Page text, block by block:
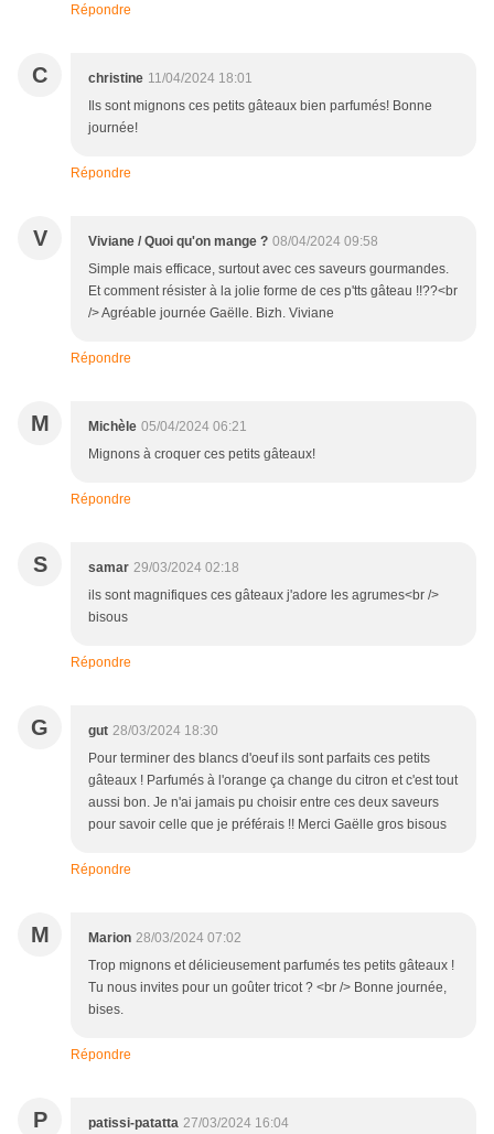
Répondre
C christine 11/04/2024 18:01
Ils sont mignons ces petits gâteaux bien parfumés! Bonne
journée!
Répondre
V Viviane / Quoi qu'on mange ? 08/04/2024 09:58
Simple mais efficace, surtout avec ces saveurs gourmandes.
Et comment résister à la jolie forme de ces p'tts gâteau !!??<br
/> Agréable journée Gaëlle. Bizh. Viviane
Répondre
M Michèle 05/04/2024 06:21
Mignons à croquer ces petits gâteaux!
Répondre
S samar 29/03/2024 02:18
ils sont magnifiques ces gâteaux j'adore les agrumes<br />
bisous
Répondre
G gut 28/03/2024 18:30
Pour terminer des blancs d'oeuf ils sont parfaits ces petits
gâteaux ! Parfumés à l'orange ça change du citron et c'est tout
aussi bon. Je n'ai jamais pu choisir entre ces deux saveurs
pour savoir celle que je préférais !! Merci Gaëlle gros bisous
Répondre
M Marion 28/03/2024 07:02
Trop mignons et délicieusement parfumés tes petits gâteaux !
Tu nous invites pour un goûter tricot ? <br /> Bonne journée,
bises.
Répondre
P patissi-patatta 27/03/2024 16:04